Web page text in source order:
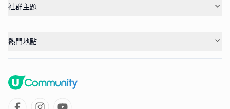
社群主題
熱門地點